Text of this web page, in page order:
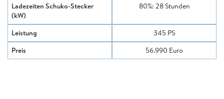
Ladezeiten Schuko-Stecker
(kW)
80%: 28 Stunden
Leistung
345 PS
Preis
56.990 Euro